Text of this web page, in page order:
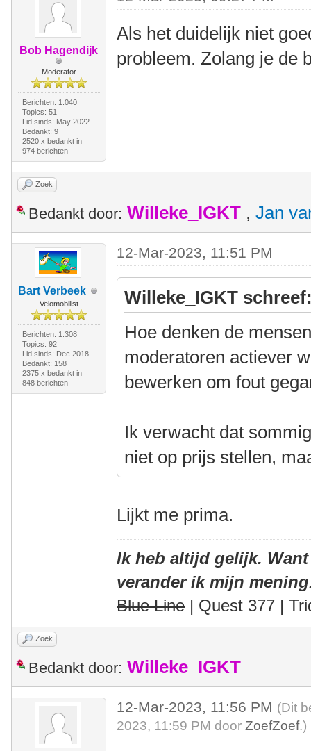
Bob Hagendijk
Moderator
Berichten: 1.040
Topics: 51
Lid sinds: May 2022
Bedankt: 9
2520 x bedankt in
974 berichten
Als het duidelijk niet
probleem. Zolang je de
Zoek
Bedankt door: Willeke_IGKT , Jan
Bart Verbeek
Velomobilist
Berichten: 1.308
Topics: 92
Lid sinds: Dec 2018
Bedankt: 158
2375 x bedankt in
848 berichten
12-Mar-2023, 11:51 PM
Willeke_IGKT
Hoe denken de
moderatoren actiever
bewerken om fout
Ik verwacht dat
niet op prijs stellen,
Lijkt me prima.
Ik heb altijd gelijk.
verander ik mijn
Blue Line| Quest 377 |
Zoek
Bedankt door: Willeke_IGKT
12-Mar-2023, 11:56 PM (Dit
2023, 11:59 PM doorZoefZoef.)